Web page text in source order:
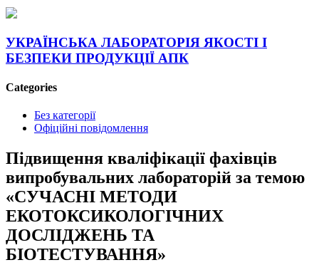
УКРАЇНСЬКА ЛАБОРАТОРІЯ ЯКОСТІ І
БЕЗПЕКИ ПРОДУКЦІЇ АПК
Categories
Без категорії
Офіційні повідомлення
Підвищення кваліфікації фахівців
випробувальних лабораторій за темою
«СУЧАСНІ МЕТОДИ
ЕКОТОКСИКОЛОГІЧНИХ
ДОСЛІДЖЕНЬ ТА
БІОТЕСТУВАННЯ»